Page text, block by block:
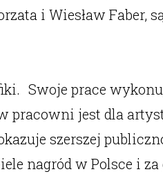
i Wiesław
Swoje prace
pracowni jest dla
szerszej
nagród w Polsce i za